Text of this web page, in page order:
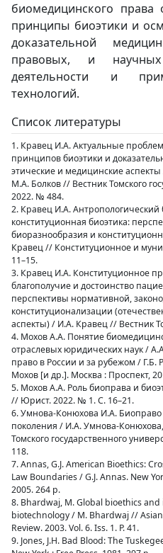
биомедицинского права
принципы биоэтики и
доказательной
правовых, и
деятельности и
технологий.
Список литературы
1. Кравец И.А. Актуальные
принципов биоэтики и
этические и медицинские
М.А. Болков // Вестник Томского
2022. № 484.
2. Кравец И.А. Антропологический
конституционная биоэтика:
биоразнообразия и
Кравец // Конституционное и
11–15.
3. Кравец И.А. Конституционное
благополучие и достоинство
перспективы нормативной,
конституционализации
аспекты) / И.А. Кравец // Вестник
4. Мохов А.А. Понятие
отраслевых юридических наук /
право в России и за рубежом / Г.Б.
Мохов [и др.]. Москва : Проспект,
5. Мохов А.А. Роль биоправа и
// Юрист. 2022. № 1. С. 16–21.
6. Умнова-Конюхова И.А. Биоправо
поколения / И.А. Умнова-
Томского государственного
118.
7. Annas, G.J. American Bioethics:
Law Boundaries / G.J. Annas. New
2005. 264 p.
8. Bhardwaj, M. Global bioethics
biotechnology / M. Bhardwaj //
Review. 2003. Vol. 6. Iss. 1. P. 41.
9. Jones, J.H. Bad Blood: The